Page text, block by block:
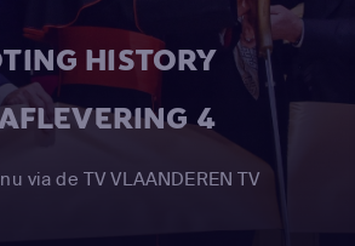
HISTORY
4
via de TV VLAANDEREN TV